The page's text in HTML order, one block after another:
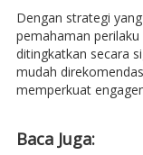
Dengan strategi
pemahaman
ditingkatkan secara
mudah
memperkuat
Baca Juga: